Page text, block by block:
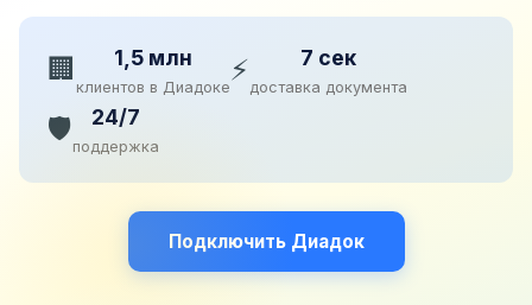
🏢 1,5 млн
клиентов в Диадоке⚡ 7 сек
доставка документа
🛡️ 24/7
поддержка
Подключить Диадок